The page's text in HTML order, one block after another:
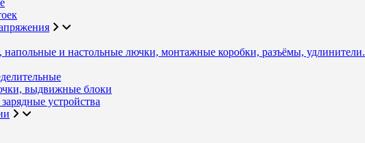
и настольные лючки, монтажные коробки, разъёмы, удлинители.
выдвижные блоки
устройства